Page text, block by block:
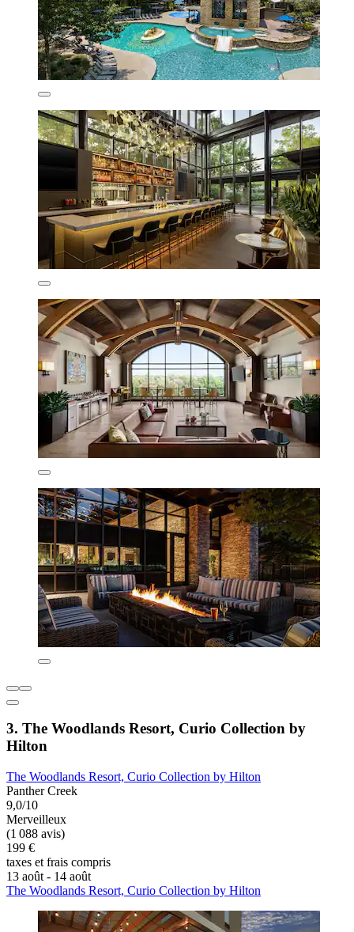
3. The Woodlands Resort, Curio Collection by
Hilton
The Woodlands Resort, Curio Collection by Hilton
Panther Creek
9,0/10
Merveilleux
(1 088 avis)
199 €
taxes et frais compris
13 août - 14 août
The Woodlands Resort, Curio Collection by Hilton